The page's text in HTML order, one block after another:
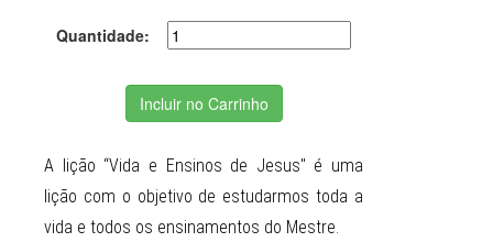
Quantidade:
Incluir no Carrinho
A lição “Vida e Ensinos de Jesus" é uma
lição com o objetivo de estudarmos toda a
vida e todos os ensinamentos do Mestre.